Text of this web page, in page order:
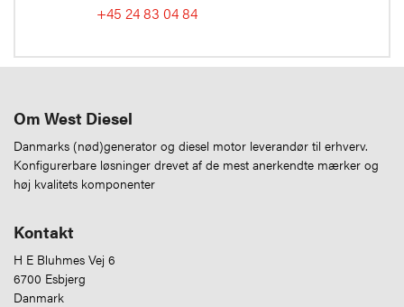
+45 24 83 04 84
Om West Diesel
Danmarks (nød)generator og diesel motor leverandør til erhverv.
Konfigurerbare løsninger drevet af de mest anerkendte mærker og
høj kvalitets komponenter
Kontakt
H E Bluhmes Vej 6
6700 Esbjerg
Danmark